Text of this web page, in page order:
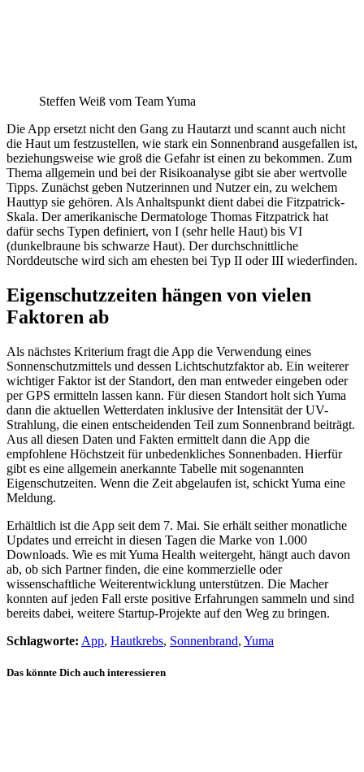
Steffen Weiß vom Team Yuma
Die App ersetzt nicht den Gang zu Hautarzt und scannt auch nicht
die Haut um festzustellen, wie stark ein Sonnenbrand ausgefallen ist,
beziehungsweise wie groß die Gefahr ist einen zu bekommen. Zum
Thema allgemein und bei der Risikoanalyse gibt sie aber wertvolle
Tipps. Zunächst geben Nutzerinnen und Nutzer ein, zu welchem
Hauttyp sie gehören. Als Anhaltspunkt dient dabei die Fitzpatrick-
Skala. Der amerikanische Dermatologe Thomas Fitzpatrick hat
dafür sechs Typen definiert, von I (sehr helle Haut) bis VI
(dunkelbraune bis schwarze Haut). Der durchschnittliche
Norddeutsche wird sich am ehesten bei Typ II oder III wiederfinden.
Eigenschutzzeiten hängen von vielen
Faktoren ab
Als nächstes Kriterium fragt die App die Verwendung eines
Sonnenschutzmittels und dessen Lichtschutzfaktor ab. Ein weiterer
wichtiger Faktor ist der Standort, den man entweder eingeben oder
per GPS ermitteln lassen kann. Für diesen Standort holt sich Yuma
dann die aktuellen Wetterdaten inklusive der Intensität der UV-
Strahlung, die einen entscheidenden Teil zum Sonnenbrand beiträgt.
Aus all diesen Daten und Fakten ermittelt dann die App die
empfohlene Höchstzeit für unbedenkliches Sonnenbaden. Hierfür
gibt es eine allgemein anerkannte Tabelle mit sogenannten
Eigenschutzeiten. Wenn die Zeit abgelaufen ist, schickt Yuma eine
Meldung.
Erhältlich ist die App seit dem 7. Mai. Sie erhält seither monatliche
Updates und erreicht in diesen Tagen die Marke von 1.000
Downloads. Wie es mit Yuma Health weitergeht, hängt auch davon
ab, ob sich Partner finden, die eine kommerzielle oder
wissenschaftliche Weiterentwicklung unterstützen. Die Macher
konnten auf jeden Fall erste positive Erfahrungen sammeln und sind
bereits dabei, weitere Startup-Projekte auf den Weg zu bringen.
Schlagworte: App, Hautkrebs, Sonnenbrand, Yuma
Das könnte Dich auch interessieren